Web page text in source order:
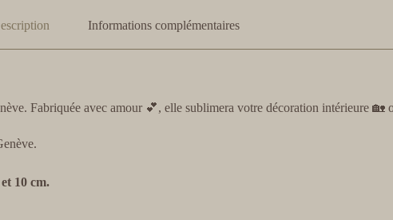
Informations complémentaires
Fabriquée avec amour 💕, elle sublimera votre décoration intérieure
10 cm.